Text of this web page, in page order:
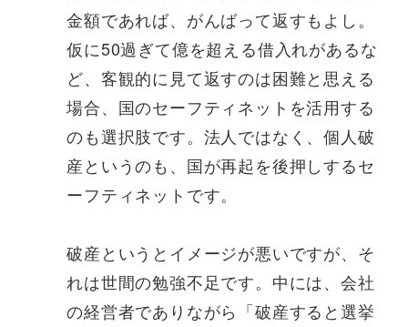
金額であれば、がんばって返すもよし。
仮に50過ぎて億を超える借入れがあるな
ど、客観的に見て返すのは困難と思える
場合、国のセーフティネットを活用する
のも選択肢です。法人ではなく、個人破
産というのも、国が再起を後押しするセ
ーフティネットです。
破産というとイメージが悪いですが、そ
れは世間の勉強不足です。中には、会社
の経営者でありながら「破産すると選挙